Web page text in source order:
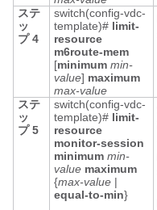
ステ
ッ
プ 4
switch(config-vdc-
template)# limit-
resource
m6route-mem
[minimum min-
value] maximum
max-value
ステ
ッ
プ 5
switch(config-vdc-
template)# limit-
resource
monitor-session
minimum min-
value maximum
{max-value |
equal-to-min}